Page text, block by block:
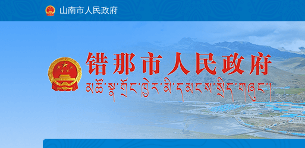
山南市人民政府